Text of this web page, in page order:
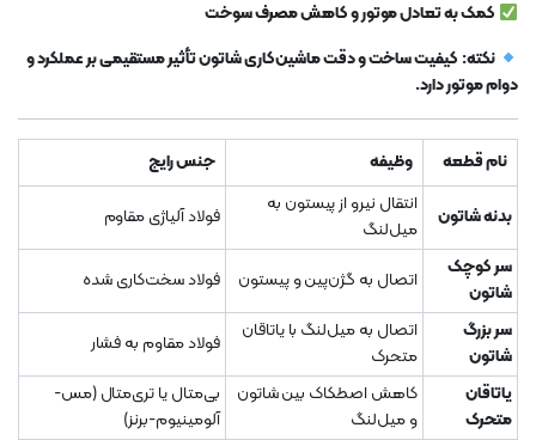
کمک به تعادل موتور و کاهش مصرف سوخت
نکته: کیفیت ساخت و دقت ماشین‌کاری شاتون تأثیر مستقیمی بر عملکرد و
دوام موتور دارد.
نام قطعه وظیفه جنس رایج
بدنه شاتون
انتقال نیرو از پیستون به
میل‌لنگ
فولاد آلیاژی مقاوم
سر کوچک
شاتون
اتصال به گژن‌پین و پیستون
فولاد سخت‌کاری شده
سر بزرگ
شاتون
اتصال به میل‌لنگ با یاتاقان
متحرک
فولاد مقاوم به فشار
یاتاقان
متحرک
کاهش اصطکاک بین شاتون
و میل‌لنگ
بی‌متال یا تری‌متال (مس-
آلومینیوم-برنز)